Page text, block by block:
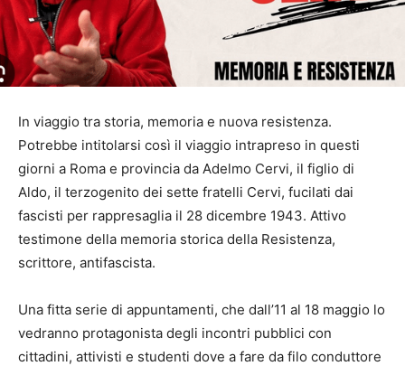
In viaggio tra storia, memoria e nuova resistenza.
Potrebbe intitolarsi così il viaggio intrapreso in questi
giorni a Roma e provincia da Adelmo Cervi, il figlio di
Aldo, il terzogenito dei sette fratelli Cervi, fucilati dai
fascisti per rappresaglia il 28 dicembre 1943. Attivo
testimone della memoria storica della Resistenza,
scrittore, antifascista.
Una fitta serie di appuntamenti, che dall’11 al 18 maggio lo
vedranno protagonista degli incontri pubblici con
cittadini, attivisti e studenti dove a fare da filo conduttore